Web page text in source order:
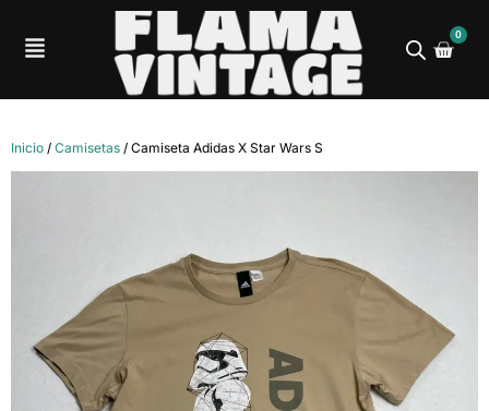
0
Inicio / Camisetas / Camiseta Adidas X Star Wars S